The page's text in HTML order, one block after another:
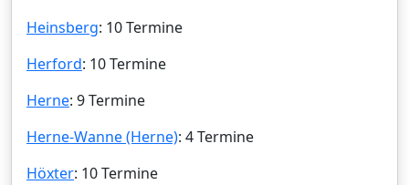
Heinsberg: 10 Termine
Herford: 10 Termine
Herne: 9 Termine
Herne-Wanne (Herne): 4 Termine
Höxter: 10 Termine